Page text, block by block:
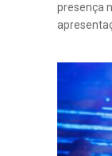
presença